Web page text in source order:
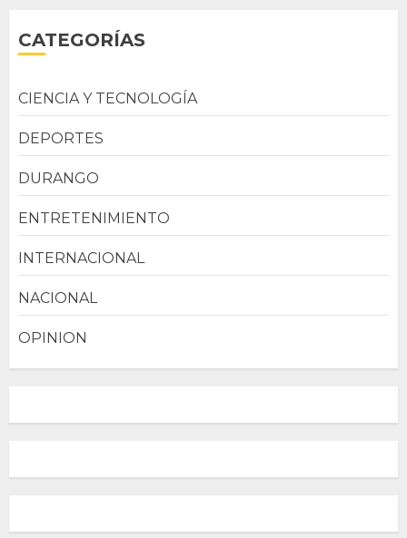
CATEGORÍAS
CIENCIA Y TECNOLOGÍA
DEPORTES
DURANGO
ENTRETENIMIENTO
INTERNACIONAL
NACIONAL
OPINION